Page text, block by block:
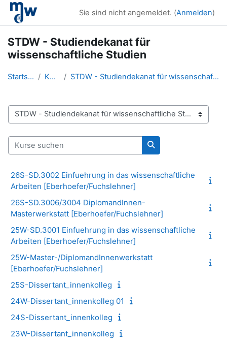
Zum Hauptinhalt
Sie sind nicht angemeldet. (Anmelden)
STDW - Studiendekanat für
wissenschaftliche Studien
Startseite Kurse STDW - Studiendekanat für wissenschaftliche Studien
Kursbereiche
Kurse suchen
Kurse suchen
26S-SD.3002 Einfuehrung in das wissenschaftliche
Arbeiten [Eberhoefer/Fuchslehner]
26S-SD.3006/3004 DiplomandInnen-
Masterwerkstatt [Eberhoefer/Fuchslehner]
25W-SD.3001 Einfuehrung in das wissenschaftliche
Arbeiten [Eberhoefer/Fuchslehner]
25W-Master-/DiplomandInnenwerkstatt
[Eberhoefer/Fuchslehner]
25S-Dissertant_innenkolleg
24W-Dissertant_innenkolleg 01
24S-Dissertant_innenkolleg
23W-Dissertant_innenkolleg